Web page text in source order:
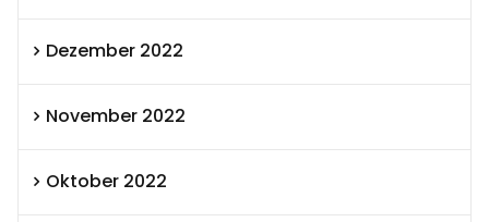
Dezember 2022
November 2022
Oktober 2022